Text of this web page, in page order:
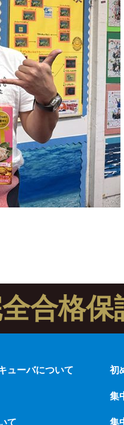
合格
ューバについて
て
初
集
集